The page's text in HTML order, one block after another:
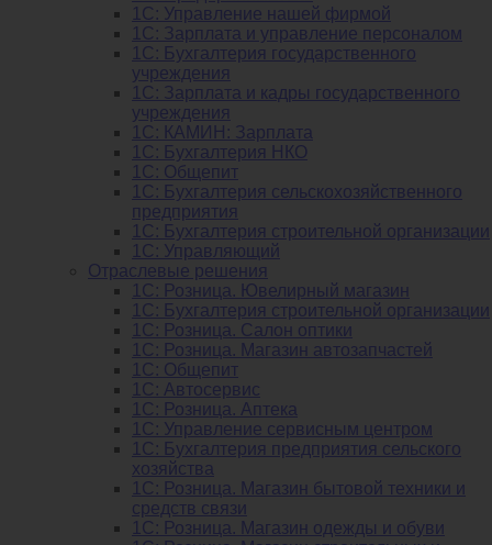
1C: Управление нашей фирмой
1C: Зарплата и управление персоналом
1C: Бухгалтерия государственного
учреждения
1C: Зарплата и кадры государственного
учреждения
1C: КАМИН: Зарплата
1C: Бухгалтерия НКО
1С: Общепит
1С: Бухгалтерия сельскохозяйст­венного
предприятия
1С: Бухгалтерия строительной организации
1С: Управляющий
Отраслевые решения
1С: Розница. Ювелирный магазин
1С: Бухгалтерия строительной организации
1С: Розница. Салон оптики
1С: Розница. Магазин автозапчастей
1C: Общепит
1С: Автосервис
1С: Розница. Аптека
1С: Управление сервисным центром
1С: Бухгалтерия предприятия сельского
хозяйства
1С: Розница. Магазин бытовой техники и
средств связи
1С: Розница. Магазин одежды и обуви